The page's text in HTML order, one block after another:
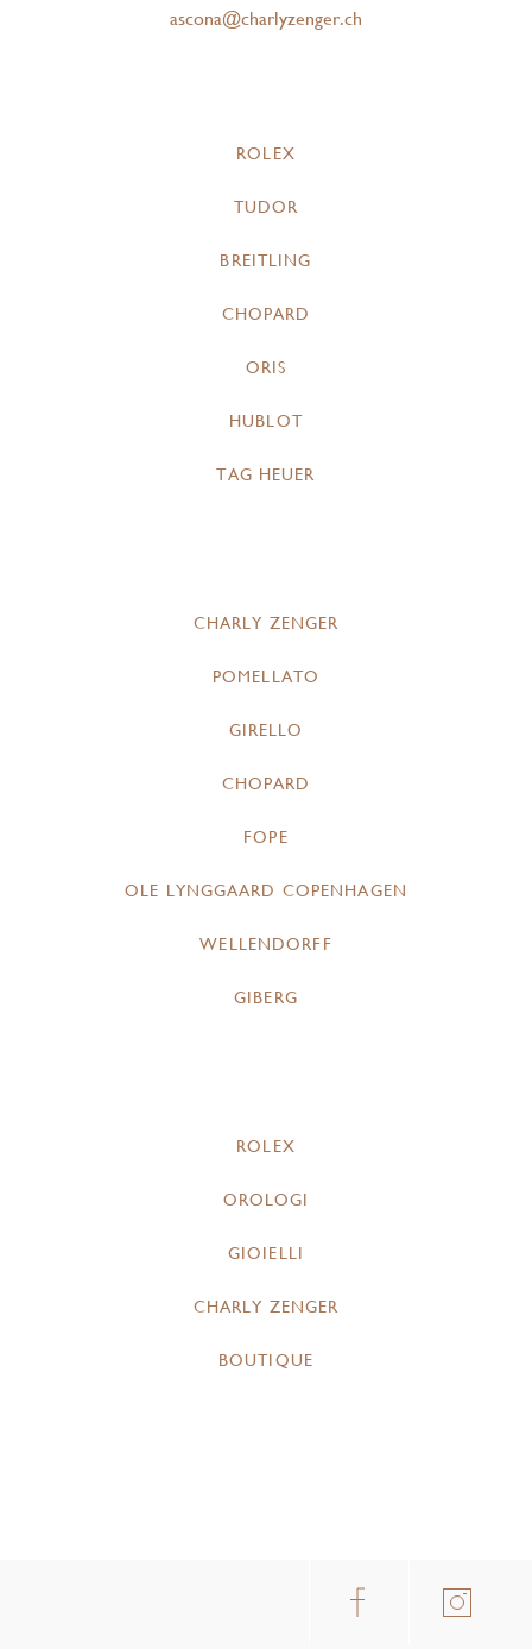
ascona@charlyzenger.ch
ROLEX
TUDOR
BREITLING
CHOPARD
ORIS
HUBLOT
TAG HEUER
CHARLY ZENGER
POMELLATO
GIRELLO
CHOPARD
FOPE
OLE LYNGGAARD COPENHAGEN
WELLENDORFF
GIBERG
ROLEX
OROLOGI
GIOIELLI
CHARLY ZENGER
BOUTIQUE